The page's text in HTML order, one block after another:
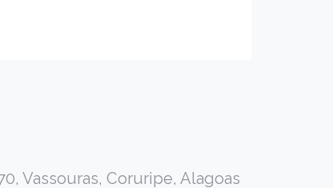
Vassouras, Coruripe, Alagoas